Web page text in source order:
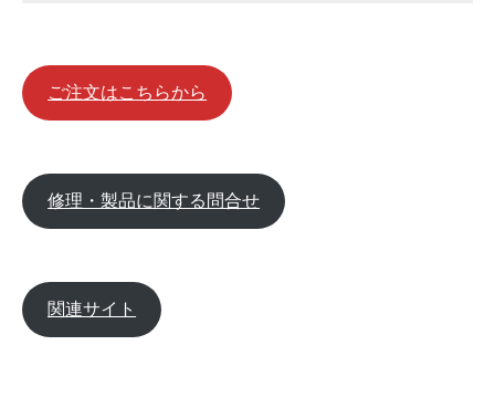
ご注文はこちらから
修理・製品に関する問合せ
関連サイト